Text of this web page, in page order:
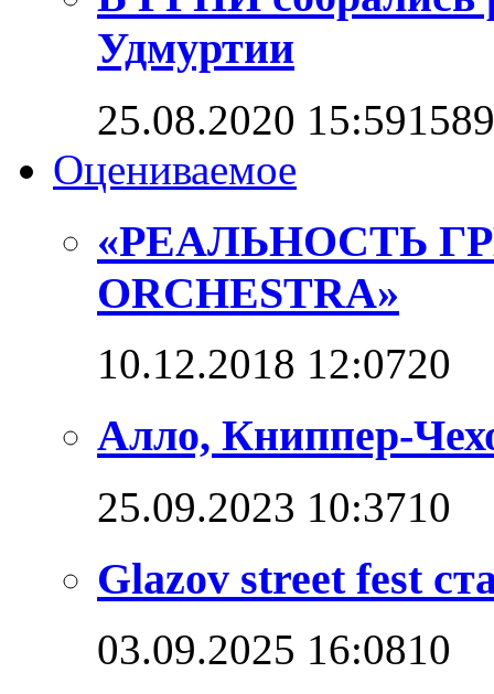
Удмуртии
25.08.2020 15:59
Оцениваемое
«РЕАЛЬНОСТЬ
ORCHESTRA»
10.12.2018 12:0720
Алло, Книппер-
25.09.2023 10:3710
Glazov street fest
03.09.2025 16:0810